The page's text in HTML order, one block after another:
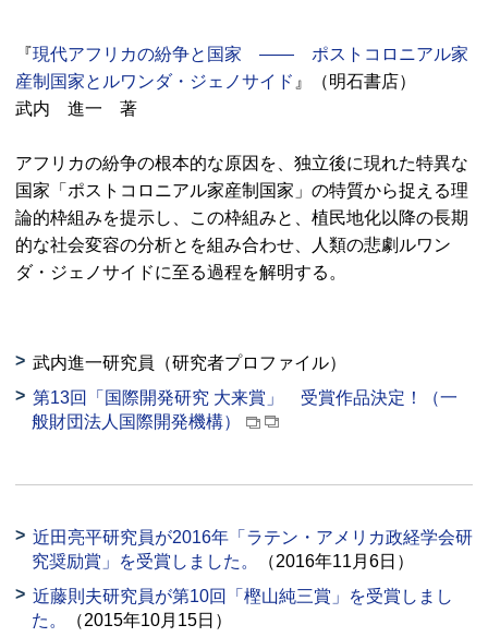
『現代アフリカの紛争と国家 —— ポストコロニアル家
産制国家とルワンダ・ジェノサイド 』（明石書店）
武内 進一 著
アフリカの紛争の根本的な原因を、独立後に現れた特異な
国家「ポストコロニアル家産制国家」の特質から捉える理
論的枠組みを提示し、この枠組みと、植民地化以降の長期
的な社会変容の分析とを組み合わせ、人類の悲劇ルワン
ダ・ジェノサイドに至る過程を解明する。
武内進一研究員（研究者プロファイル）
第13回「国際開発研究 大来賞」 受賞作品決定！（一
般財団法人国際開発機構）
近田亮平研究員が2016年「ラテン・アメリカ政経学会研
究奨励賞」を受賞しました。
（2016年11月6日）
近藤則夫研究員が第10回「樫山純三賞」を受賞しまし
た。
（2015年10月15日）